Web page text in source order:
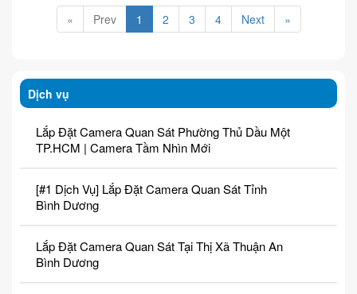
« Prev 1 2 3 4 Next »
Dịch vụ
Lắp Đặt Camera Quan Sát Phường Thủ Dầu Một
TP.HCM | Camera Tầm Nhìn Mới
[#1 Dịch Vụ] Lắp Đặt Camera Quan Sát Tỉnh
Bình Dương
Lắp Đặt Camera Quan Sát Tại Thị Xã Thuận An
Bình Dương